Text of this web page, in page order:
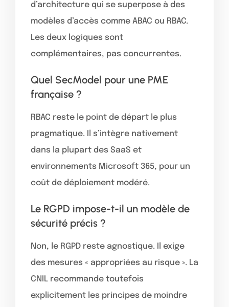
d’architecture qui se superpose à des
modèles d’accès comme ABAC ou RBAC.
Les deux logiques sont
complémentaires, pas concurrentes.
Quel SecModel pour une PME
française ?
RBAC reste le point de départ le plus
pragmatique. Il s’intègre nativement
dans la plupart des SaaS et
environnements Microsoft 365, pour un
coût de déploiement modéré.
Le RGPD impose-t-il un modèle de
sécurité précis ?
Non, le RGPD reste agnostique. Il exige
des mesures « appropriées au risque ». La
CNIL recommande toutefois
explicitement les principes de moindre